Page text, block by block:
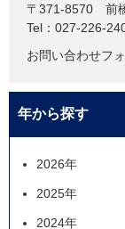
〒371-8570
前
Tel：027-226-
お問い合わせフ
年から探す
2026年
2025年
2024年